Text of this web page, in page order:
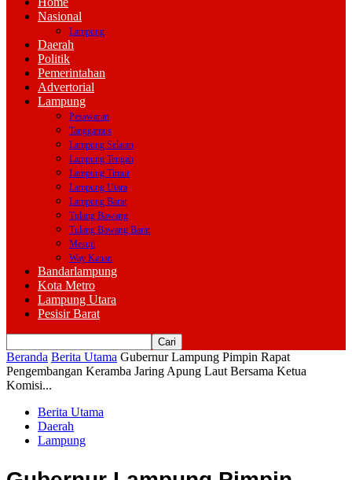
Nasional
Lampung
Daerah
Politik
Pemerintahan
Advertorial
Lampung
Pesawaran
Tanggamus
Lampung Selatan
Lampung Tengah
Lampung Timur
Lampung Utara
Lampung Barat
Tulang Bawang
Tulang Bawang Barat
Mesuji
Way Kanan
Bandarlampung
Kota Metro
Lampung Utara
Pesisir Barat
Beranda Berita Utama Gubernur Lampung Pimpin Rapat
Pengembangan Keramba Jaring Apung Laut Bersama Ketua
Komisi...
Berita Utama
Daerah
Lampung